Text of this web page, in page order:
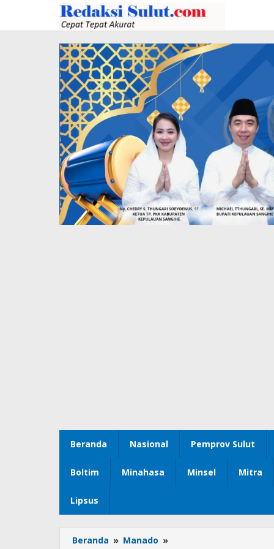
konten
Beranda Nasional Pemprov Sulut
Boltim Minahasa Minsel Mitra
Lipsus
Beranda » Manado »